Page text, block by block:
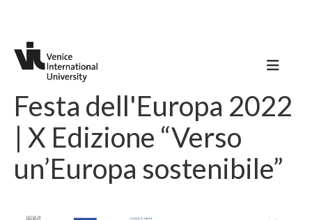
Festa dell'Europa 2022
| X Edizione “Verso
un’Europa sostenibile”